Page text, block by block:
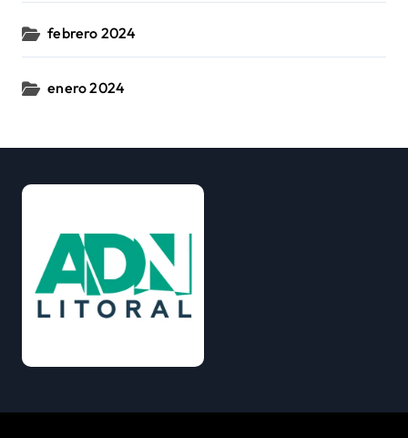
febrero 2024
enero 2024